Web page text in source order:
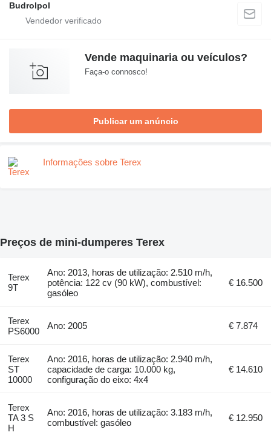
Budrolpol
Vende maquinaria ou veículos?
Faça-o connosco!
Publicar um anúncio
Informações sobre Terex
Preços de mini-dumperes Terex
Terex
9T
Ano: 2013, horas de utilização: 2.510 m/h,
potência: 122 cv (90 kW), combustível:
gasóleo
€ 16.500
Terex
PS6000
Ano: 2005 € 7.874
Terex
ST
10000
Ano: 2016, horas de utilização: 2.940 m/h,
capacidade de carga: 10.000 kg,
configuração do eixo: 4x4
€ 14.610
Terex
TA 3 S
H
Ano: 2016, horas de utilização: 3.183 m/h,
combustível: gasóleo
€ 12.950